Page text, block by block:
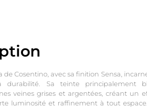
de Cosentino, avec sa finition Sensa,
durabilité. Sa teinte principalement
veines grises et argentées, créant un
luminosité et raffinement à tout